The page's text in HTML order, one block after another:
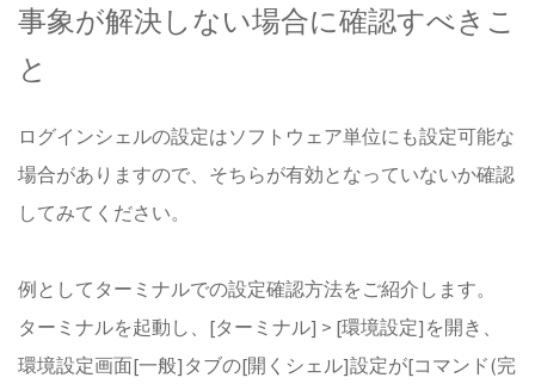
事象が解決しない場合に確認すべきこ
と
ログインシェルの設定はソフトウェア単位にも設定可能な
場合がありますので、そちらが有効となっていないか確認
してみてください。
例としてターミナルでの設定確認方法をご紹介します。
ターミナルを起動し、[ターミナル] > [環境設定]を開き、
環境設定画面[一般]タブの[開くシェル]設定が[コマンド(完